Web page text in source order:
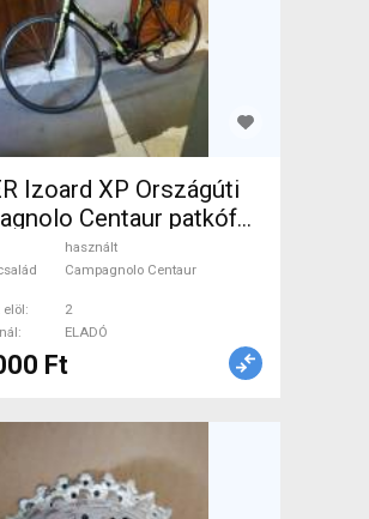
Izoard XP Országúti
Centaur patkófék
ELADÓ
használt
Campagnolo Centaur
elöl
2
ELADÓ
Ft